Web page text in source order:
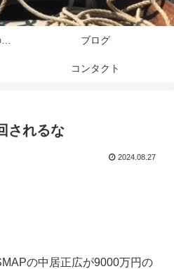
My Last Adventure ~40代からの世界一周旅行記~ ブログ
コンタクト
されるな
2024.08.27
の中居正広が9000万円の